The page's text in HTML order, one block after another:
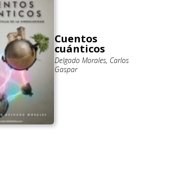
Cuentos
cuánticos
Delgado Morales, Carlos
Gaspar